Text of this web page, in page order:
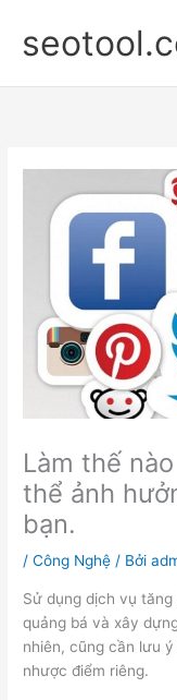
dung
Làm thế
thể ảnh
bạn.
/Công Nghệ / Bởi
Sử dụng dịch vụ
quảng bá và xây
nhiên, cũng cần lưu
nhược điểm riêng.